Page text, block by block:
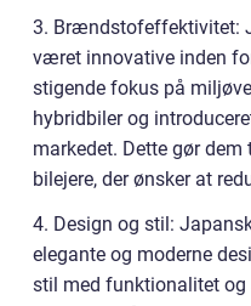
3. Brændstofeffektivitet:
været innovative inden
stigende fokus på
hybridbiler og
markedet. Dette gør
bilejere, der ønsker at
4. Design og stil:
elegante og moderne
stil med funktionalitet og